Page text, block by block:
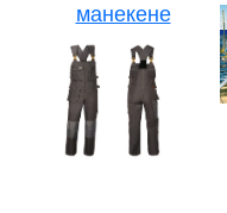
манекене